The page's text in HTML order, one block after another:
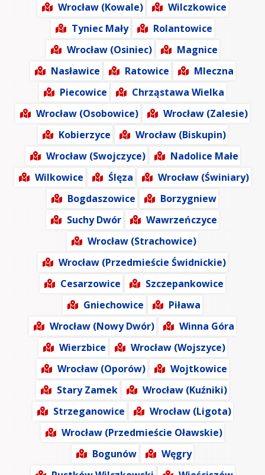
Wrocław (Kowale)
Wilczkowice
Tyniec Mały
Rolantowice
Wrocław (Osiniec)
Magnice
Nasławice
Ratowice
Mleczna
Piecowice
Chrząstawa Wielka
Wrocław (Osobowice)
Wrocław (Zalesie)
Kobierzyce
Wrocław (Biskupin)
Wrocław (Swojczyce)
Nadolice Małe
Wilkowice
Ślęza
Wrocław (Świniary)
Bogdaszowice
Borzygniew
Suchy Dwór
Wawrzeńczyce
Wrocław (Strachowice)
Wrocław (Przedmieście Świdnickie)
Cesarzowice
Szczepankowice
Gniechowice
Piława
Wrocław (Nowy Dwór)
Winna Góra
Wierzbice
Wrocław (Wojszyce)
Wrocław (Oporów)
Wojtkowice
Stary Zamek
Wrocław (Kuźniki)
Strzeganowice
Wrocław (Ligota)
Wrocław (Przedmieście Oławskie)
Bogunów
Węgry